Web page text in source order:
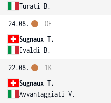
Turati B.
24.08.
Sugnaux T.
Ivaldi B.
OF
22.08.
Sugnaux T.
Avvantaggiati V.
1K